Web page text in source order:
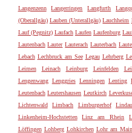
Langenzenn
Langerringen Langfurth
(Oberallgäu) Lauben (Unterallgäu) Lauchheim
Lauf (Pegnitz) Laufach Laufen Laufenburg
Lautenbach Lauter Lauterach Lauterbach
Lebach Lechbruck am See Legau Lehrberg
Leimen
Leinach Leinburg Leinfelden
Lengenwang Lenggries Lenningen Lenting
Leutenbach Leutershausen Leutkirch
Lichtenwald
Limbach Limburgerhof
Linkenheim-Hochstetten
Linz am Rhein
Löffingen Lohberg Lohkirchen Lohr am Main